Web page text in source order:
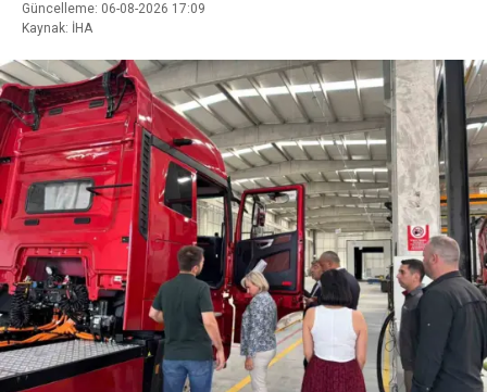
Güncelleme: 06-08-2026 17:09
Kaynak: İHA